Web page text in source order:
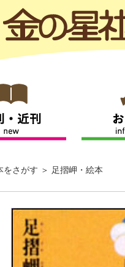
をさがす 足摺岬・絵本